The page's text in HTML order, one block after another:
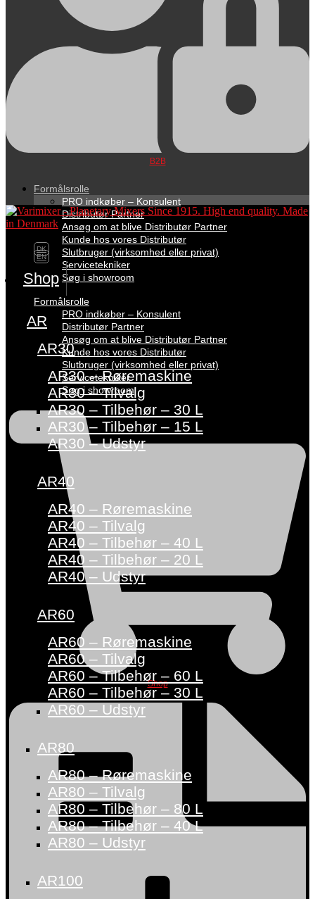
B2B
Formålsrolle
PRO indkøber – Konsulent
Distributør Partner
Ansøg om at blive Distributør Partner
Kunde hos vores Distributør
Slutbruger (virksomhed eller privat)
Servicetekniker
Søg i showroom
Formålsrolle
PRO indkøber – Konsulent
Distributør Partner
Ansøg om at blive Distributør Partner
Kunde hos vores Distributør
Slutbruger (virksomhed eller privat)
Servicetekniker
Søg i showroom
Shop
DK
EN
Shop
AR
AR30
AR30 – Røremaskine
AR30 – Tilvalg
AR30 – Tilbehør – 30 L
AR30 – Tilbehør – 15 L
AR30 – Udstyr
AR40
AR40 – Røremaskine
AR40 – Tilvalg
AR40 – Tilbehør – 40 L
AR40 – Tilbehør – 20 L
AR40 – Udstyr
AR60
AR60 – Røremaskine
AR60 – Tilvalg
AR60 – Tilbehør – 60 L
AR60 – Tilbehør – 30 L
AR60 – Udstyr
AR80
AR80 – Røremaskine
AR80 – Tilvalg
AR80 – Tilbehør – 80 L
AR80 – Tilbehør – 40 L
AR80 – Udstyr
AR100